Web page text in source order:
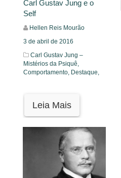
Carl Gustav Jung e o
Self
Hellen Reis Mourão
3 de abril de 2016
Carl Gustav Jung –
Mistérios da Psiquê,
Comportamento, Destaque,
Leia Mais